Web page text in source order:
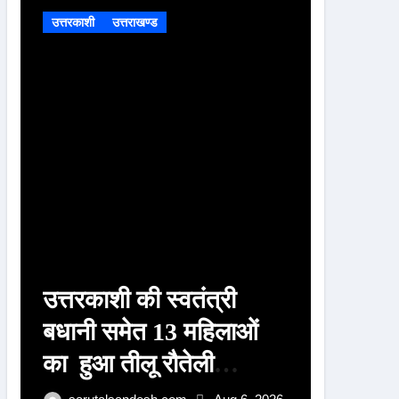
उत्तरकाशी उत्तराखण्ड
उत्तरकाशी की स्वतंत्री
बधानी समेत 13 महिलाओं
का हुआ तीलू रौतेली